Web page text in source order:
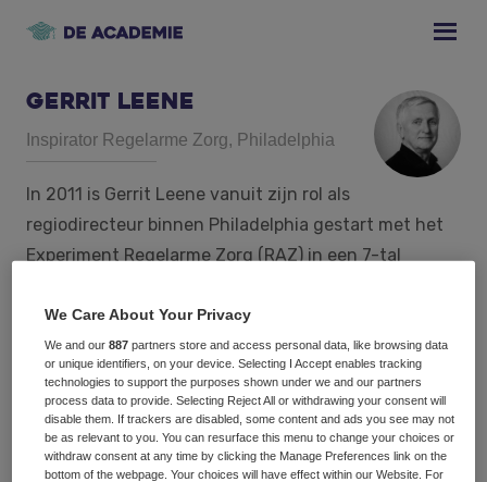
Gerrit Leene
Inspirator Regelarme Zorg, Philadelphia
In 2011 is Gerrit Leene vanuit zijn rol als
regiodirecteur binnen Philadelphia gestart met het
Experiment Regelarme Zorg (RAZ) in een 7-tal
geleerde lessen binnen de gehele organisatie
uitgerold en is de beweging Regelarm ontstaan. Het
doel van deze beweging is om het beste uit mensen,
cliënten, medewerkers, en het netwerk te halen. De
vrijheid pakken om je Vakmanschap te tonen,
verantwoordelijkheid nemen als professional en te
We Care About Your Privacy
We and our887 partners store and access personal data, like browsing data
or unique identifiers, on your device. Selecting I Accept enables tracking
technologies to support the purposes shown under we and our partners
process data to provide. Selecting Reject All or withdrawing your consent will
disable them. If trackers are disabled, some content and ads you see may not
be as relevant to you. You can resurface this menu to change your choices or
withdraw consent at any time by clicking the Manage Preferences link on the
bottom of the webpage. Your choices will have effect within our Website. For